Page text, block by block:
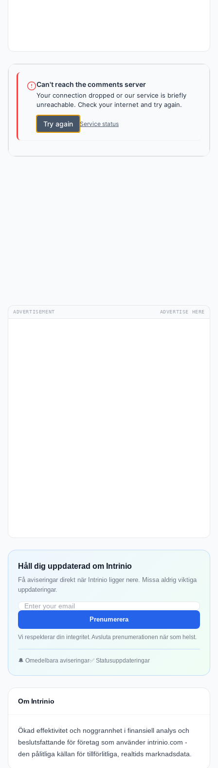
Can't reach the comments server
Your connection dropped or our service is briefly
unreachable. Check your internet and try again.
Try again Service status
ADVERTISEMENT ADVERTISE HERE
Håll dig uppdaterad om Intrinio
Få aviseringar direkt när Intrinio ligger nere. Missa aldrig viktiga
uppdateringar.
Prenumerera
Vi respekterar din integritet. Avsluta prenumerationen när som helst.
🔔 Omedelbara aviseringar✅ Statusuppdateringar
Om Intrinio
Ökad effektivitet och noggrannhet i finansiell analys och
beslutsfattande för företag som använder intrinio.com -
den pålitliga källan för tillförlitliga, realtids marknadsdata.